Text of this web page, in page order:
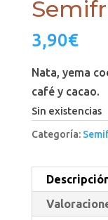
3,90€
Nata, yema
café y cacao.
Sin existencias
Categoría: